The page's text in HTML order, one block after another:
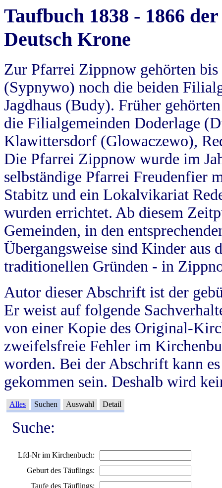
Taufbuch 1838 - 1866
Deutsch Krone
Zur Pfarrei Zippnow gehörten
(Sypnywo) noch die beiden
Jagdhaus (Budy). Früher
die Filialgemeinden Doderlage
Klawittersdorf (Glowaczewo),
Die Pfarrei Zippnow wurde im
selbständige Pfarrei Freudenfier
Stabitz und ein Lokalvikariat
wurden errichtet. Ab diesem
Gemeinden, in den
Übergangsweise sind Kinder aus
traditionellen Gründen - in
Autor dieser Abschrift ist der
Er weist auf folgende
von einer Kopie des Original-
zweifelsfreie Fehler im
worden. Bei der Abschrift kann
gekommen sein. Deshalb wird
Alles Suchen Auswahl Detail
Suche:
Lfd-Nr im Kirchenbuch:
Geburt des Täuflings:
Taufe des Täuflings: